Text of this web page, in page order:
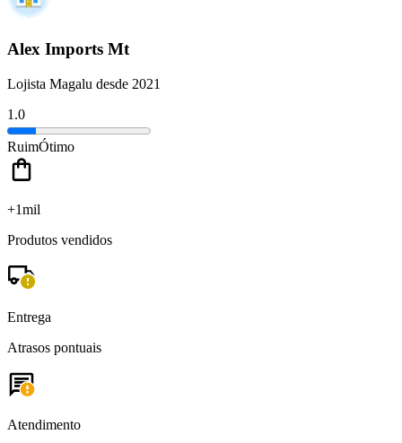
Alex Imports Mt
Lojista Magalu desde 2021
1.0
RuimÓtimo
+1mil
Produtos vendidos
Entrega
Atrasos pontuais
Atendimento